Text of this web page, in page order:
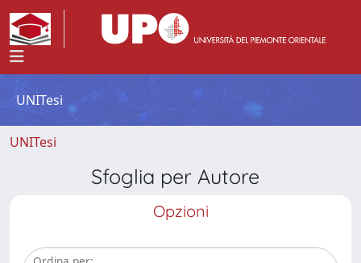
UNITesi
UNITesi
Sfoglia per Autore
Opzioni